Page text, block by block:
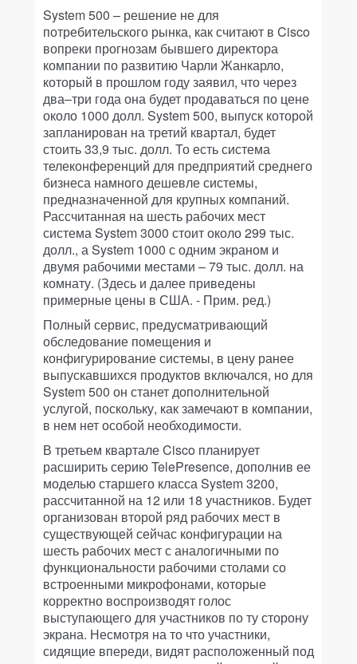
System 500 – решение не для
потребительского рынка, как считают в Cisco
вопреки прогнозам бывшего директора
компании по развитию Чарли Жанкарло,
который в прошлом году заявил, что через
два–три года она будет продаваться по цене
около 1000 долл. System 500, выпуск которой
запланирован на третий квартал, будет
стоить 33,9 тыс. долл. То есть система
телеконференций для предприятий среднего
бизнеса намного дешевле системы,
предназначенной для крупных компаний.
Рассчитанная на шесть рабочих мест
система System 3000 стоит около 299 тыс.
долл., а System 1000 с одним экраном и
двумя рабочими местами – 79 тыс. долл. на
комнату. (Здесь и далее приведены
примерные цены в США. - Прим. ред.)
Полный сервис, предусматривающий
обследование помещения и
конфигурирование системы, в цену ранее
выпускавшихся продуктов включался, но для
System 500 он станет дополнительной
услугой, поскольку, как замечают в компании,
в нем нет особой необходимости.
В третьем квартале Cisco планирует
расширить серию TelePresence, дополнив ее
моделью старшего класса System 3200,
рассчитанной на 12 или 18 участников. Будет
организован второй ряд рабочих мест в
существующей сейчас конфигурации на
шесть рабочих мест с аналогичными по
функциональности рабочими столами со
встроенными микрофонами, которые
корректно воспроизводят голос
выступающего для участников по ту сторону
экрана. Несмотря на то что участники,
сидящие впереди, видят расположенный под